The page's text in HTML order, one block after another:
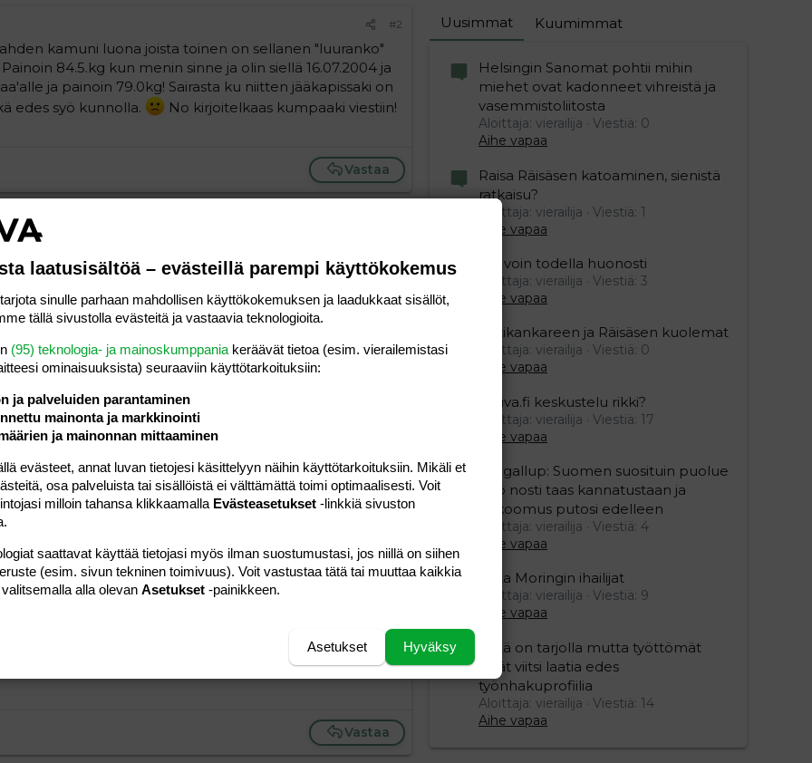
#2
kamuni luona joista toinen on sellanen "luuranko"
84.5.kg kun menin sinne ja olin siellä 16.07.2004 ja
ja painoin 79.0kg! Sairasta ku niitten jääkapissaki on
edes syö kunnolla.
No kirjoitelkaas kumpaaki viestiin!
Vastaa
reisi linjalata pois höllyvää on ehottomasti
jos vielä harrastaa muutakin liikuntaa kävely yms..
paikoitellen muotoja voi muokata kuntos.lla.
salin jossa on mukava käyä ja kiva reenikaveri niin
terveys/paino/painoindeksi.html ), eli olet
Kokeilemalla voit todeta, että
on noin 58-75 kg.
kritisoijia mm. siksi, että ruumiinrakennetta se ei
ihmisellä, joka painaa painoindeksin mukaan sopivan
(terveyssuositusten mukaan) rasvaprosentti, kun
rasvaa ei välttämättä ole edes tarpeeksi.
kun tunsit olosi tosi hyväksi ja olit tyytyväinen
niin älä turhaan stressaa laihtumisesta!!!
Vastaa
Uusimmat Kuumimmat
Helsingin Sanomat pohtii mihin
miehet ovat kadonneet vihreistä ja
vasemmistoliitosta
Aloittaja: vierailija
Viestiä: 0
Aihe vapaa
Raisa Räisäsen katoaminen, sienistä
ratkaisu?
Aloittaja: vierailija
Viestiä: 1
Aihe vapaa
Mä voin todella huonosti
Aloittaja: vierailija
Viestiä: 3
Aihe vapaa
Ristikankareen ja Räisäsen kuolemat
Aloittaja: vierailija
Viestiä: 0
Aihe vapaa
Vauva.fi keskustelu rikki?
Aloittaja: vierailija
Viestiä: 17
Aihe vapaa
Yle gallup: Suomen suosituin puolue
Sdp nosti taas kannatustaan ja
kokoomus putosi edelleen
Aloittaja: vierailija
Viestiä: 4
Aihe vapaa
Mika Moringin ihailijat
Aloittaja: vierailija
Viestiä: 9
Aihe vapaa
Töitä on tarjolla mutta työttömät
eivät viitsi laatia edes
työnhakuprofiilia
Aloittaja: vierailija
Viestiä: 14
Aihe vapaa
laatusisältöä – evästeillä parempi käyttökokemus
sinulle parhaan mahdollisen käyttökokemuksen ja laadukkaat sisällöt,
tällä sivustolla evästeitä ja vastaavia teknologioita.
(95) teknologia- ja mainoskumppania keräävät tietoa (esim. vierailemis­tasi
ominaisuuk­sista) seuraaviin käyttötarkoituksiin:
ja palveluiden parantaminen
mainonta ja markkinointi
ja mainonnan mittaaminen
evästeet, annat luvan tietojesi käsittelyyn näihin käyttötarkoituksiin. Mikäli et
osa palveluista tai sisällöistä ei välttämättä toimi optimaalisesti. Voit
milloin tahansa klikkaamalla Evästeasetukset -linkkiä sivuston
saattavat käyttää tietojasi myös ilman suostumustasi, jos niillä on siihen
(esim. sivun tekninen toimivuus). Voit vastustaa tätä tai muuttaa kaikkia
alla olevan Asetukset -painikkeen.
Hyväksy
Asetukset